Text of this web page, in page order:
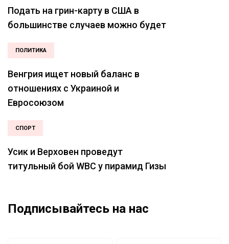
Подать на грин-карту в США в
большинстве случаев можно будет
ПОЛИТИКА
Венгрия ищет новый баланс в
отношениях с Украиной и
Евросоюзом
СПОРТ
Усик и Верховен проведут
титульный бой WBC у пирамид Гизы
Подписывайтесь на нас